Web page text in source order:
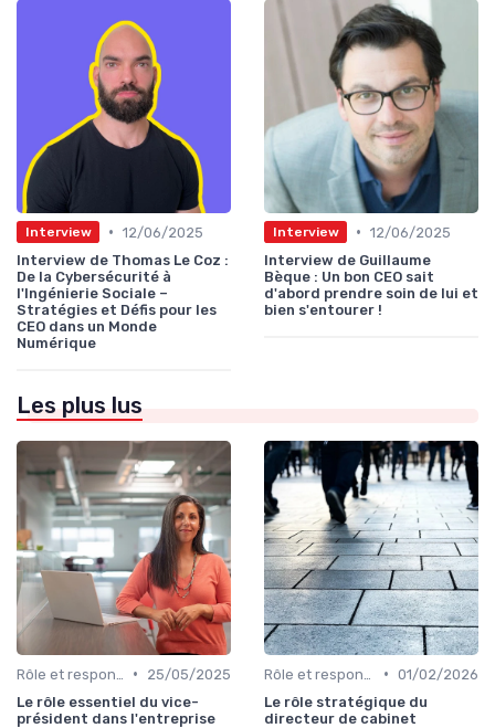
Interview • 12/06/2025
Interview de Thomas Le Coz :
De la Cybersécurité à
l'Ingénierie Sociale –
Stratégies et Défis pour les
CEO dans un Monde
Numérique
Interview • 12/06/2025
Interview de Guillaume
Bèque : Un bon CEO sait
d'abord prendre soin de lui et
bien s'entourer !
Les plus lus
•
25/05/2025
Le rôle essentiel du vice-
président dans l'entreprise
• 01/02/2026
Le rôle stratégique du
directeur de cabinet